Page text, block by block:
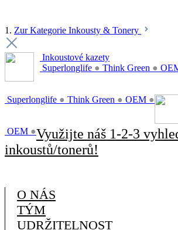
1. Zur Kategorie Inkousty & Tonery
Inkoustové kazety
Superlonglife ● Think Green ●
Superlonglife ● Think Green ● OEM ●
OEM ●Využijte náš 1-2-3
inkoustů/tonerů!
O NÁS
TÝM
UDRŽITELNOST